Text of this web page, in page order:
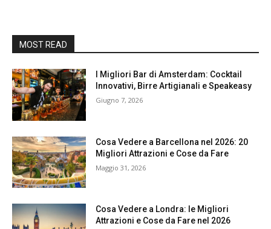
MOST READ
I Migliori Bar di Amsterdam: Cocktail
Innovativi, Birre Artigianali e Speakeasy
Giugno 7, 2026
Cosa Vedere a Barcellona nel 2026: 20
Migliori Attrazioni e Cose da Fare
Maggio 31, 2026
Cosa Vedere a Londra: le Migliori
Attrazioni e Cose da Fare nel 2026